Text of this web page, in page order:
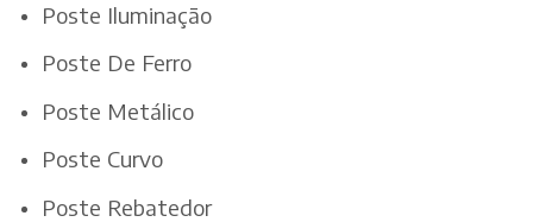
Poste Iluminação
Poste De Ferro
Poste Metálico
Poste Curvo
Poste Rebatedor